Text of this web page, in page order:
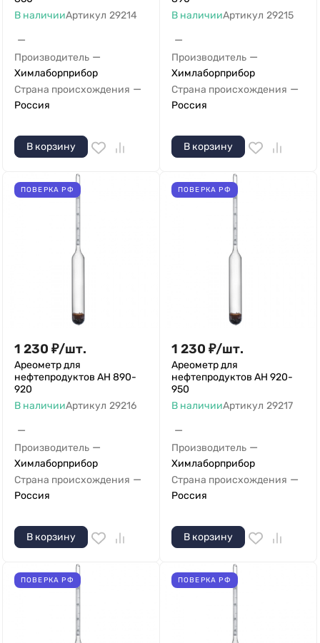
В наличииАртикул 29214
—
Производитель —
Химлаборприбор
Страна происхождения —
Россия
В корзину
В наличииАртикул 29215
—
Производитель —
Химлаборприбор
Страна происхождения —
Россия
В корзину
ПОВЕРКА РФ
1 230 ₽/шт.
Ареометр для
нефтепродуктов АН 890-
920
В наличииАртикул 29216
—
Производитель —
Химлаборприбор
Страна происхождения —
Россия
В корзину
ПОВЕРКА РФ
1 230 ₽/шт.
Ареометр для
нефтепродуктов АН 920-
950
В наличииАртикул 29217
—
Производитель —
Химлаборприбор
Страна происхождения —
Россия
В корзину
ПОВЕРКА РФ ПОВЕРКА РФ